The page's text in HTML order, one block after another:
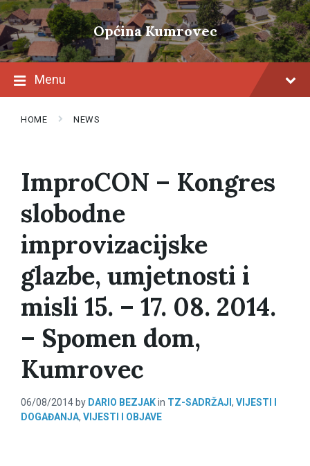
Skip
to
content
Skip
to
main
navigation
Skip
to
footer
Općina Kumrovec
Menu
HOME NEWS
ImproCON – Kongres
slobodne
improvizacijske
glazbe, umjetnosti i
misli 15. – 17. 08. 2014.
– Spomen dom,
Kumrovec
06/08/2014 by DARIO BEZJAKin TZ-SADRŽAJI , VIJESTI I
DOGAĐANJA, VIJESTI I OBJAVE